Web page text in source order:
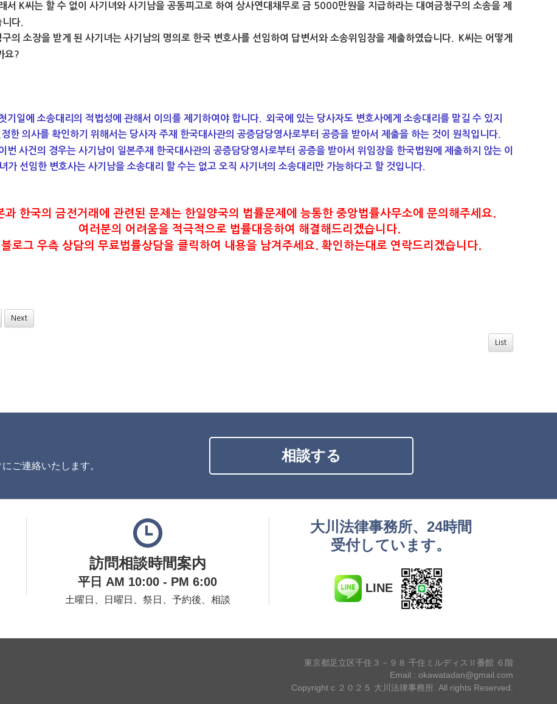
서 K씨는 할 수 없이 사기녀와 사기남을 공동피고로 하여 상사연대채무로 금 5000만원을 지급하라는 대여금청구의 소송을 제
니다.
구의 소장을 받게 된 사기녀는 사기남의 명의로 한국 변호사를 선임하여 답변서와 소송위임장을 제출하였습니다. K씨는 어떻게
요?
기일에 소송대리의 적법성에 관해서 이의를 제기하여야 합니다.
외국에 있는 당사자도 변호사에게 소송대리를 맡길 수 있지
한 의사를 확인하기 위해서는 당사자 주재 한국대사관의 공증담당영사로부터 공증을 받아서 제출을 하는 것이 원칙입니다.
번 사건의 경우는 사기남이 일본주재 한국대사관의 공증담당영사로부터 공증을 받아서 위임장을 한국법원에 제출하지 않는 이
가 선임한 변호사는 사기남을 소송대리 할 수는 없고 오직 사기녀의 소송대리만 가능하다고 할 것입니다.
과 한국의 금전거래에 관련된 문제는 한일양국의 법률문제에 능통한 중앙법률사무소에 문의해주세요.
여러분의 어려움을 적극적으로 법률대응하여 해결해드리겠습니다.
블로그 우측 상담의 무료법률상담을 클릭하여 내용을 남겨주세요. 확인하는대로 연락드리겠습니다.
Next
List
ご連絡いたします。
相談する
訪問相談時間案内
平日 AM 10:00 - PM 6:00
土曜日、日曜日、祭日、予約後、相談
大川法律事務所、24時間
受付しています。
LINE
東京都足立区千住３－９８ 千住ミルディスⅡ番館 ６階
Email : okawatadan@gmail.com
Copyright c ２０２５ 大川法律事務所. All rights Reserved.